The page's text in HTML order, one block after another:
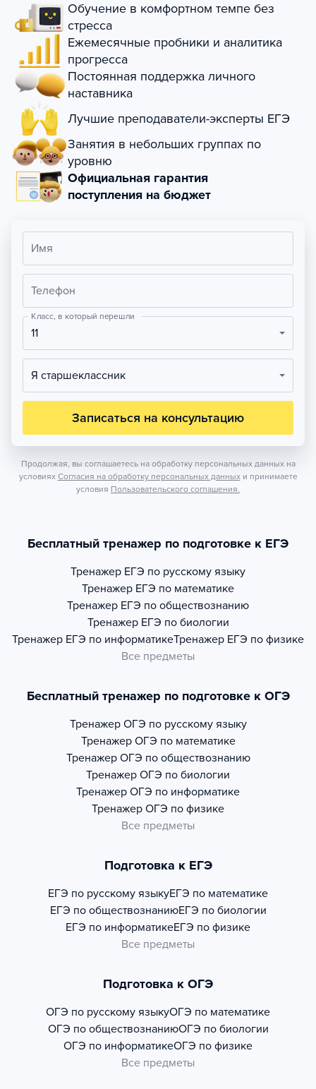
Обучение в комфортном темпе без
стресса
Ежемесячные пробники и аналитика
прогресса
Постоянная поддержка личного
наставника
Лучшие преподаватели-эксперты ЕГЭ
Занятия в небольших группах по
уровню
Официальная гарантия
поступления на бюджет
Имя
Телефон
Класс, в который перешли
11
Я старшеклассник
Записаться на консультацию
Продолжая, вы соглашаетесь на обработку персональных данных на
условиях Согласия на обработку персональных данных и принимаете
условия Пользовательского соглашения.
Бесплатный тренажер по подготовке к ЕГЭ
Тренажер ЕГЭ по русскому языку
Тренажер ЕГЭ по математике
Тренажер ЕГЭ по обществознанию
Тренажер ЕГЭ по биологии
Тренажер ЕГЭ по информатикеТренажер ЕГЭ по физике
Все предметы
Бесплатный тренажер по подготовке к ОГЭ
Тренажер ОГЭ по русскому языку
Тренажер ОГЭ по математике
Тренажер ОГЭ по обществознанию
Тренажер ОГЭ по биологии
Тренажер ОГЭ по информатике
Тренажер ОГЭ по физике
Все предметы
Подготовка к ЕГЭ
ЕГЭ по русскому языкуЕГЭ по математике
ЕГЭ по обществознаниюЕГЭ по биологии
ЕГЭ по информатикеЕГЭ по физике
Все предметы
Подготовка к ОГЭ
ОГЭ по русскому языкуОГЭ по математике
ОГЭ по обществознаниюОГЭ по биологии
ОГЭ по информатикеОГЭ по физике
Все предметы